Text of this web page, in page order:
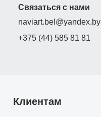
Связаться с нами
naviart.bel@yandex.by
+375 (44) 585 81 81
Клиентам